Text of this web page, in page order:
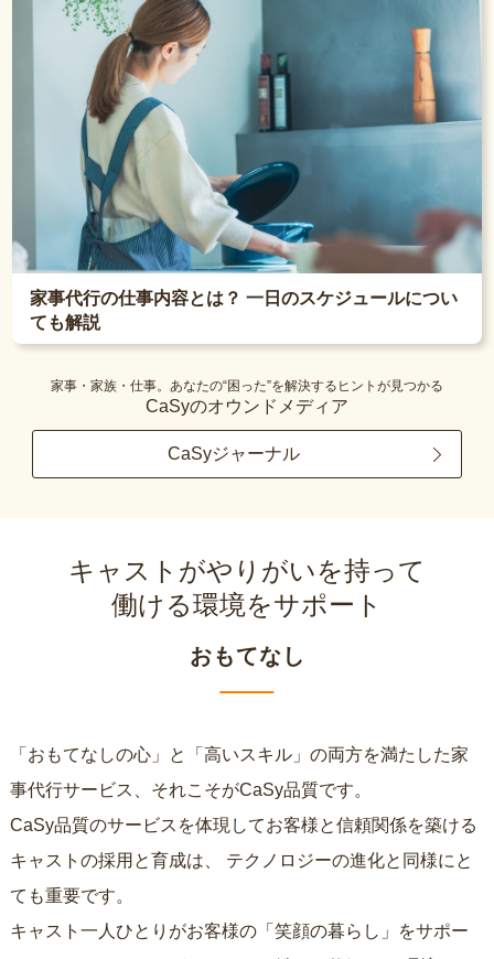
家事代行の仕事内容とは？ 一日のスケジュールについ
ても解説
家事・家族・仕事。あなたの“困った”を解決するヒントが見つかる
CaSyのオウンドメディア
CaSyジャーナル
キャストがやりがいを持って
働ける環境をサポート
おもてなし
「おもてなしの心」と「高いスキル」の両方を満たした家
事代行サービス、それこそがCaSy品質です。
CaSy品質のサービスを体現してお客様と信頼関係を築ける
キャストの採用と育成は、
ても重要です。
キャスト一人ひとりがお客様の「笑顔の暮らし」をサポー